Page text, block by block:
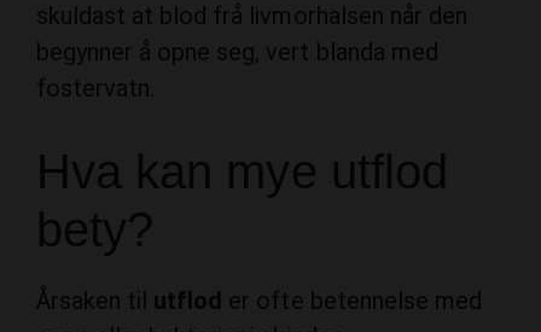
skuldast at blod frå livmorhalsen når den
begynner å opne seg, vert blanda med
fostervatn.
Hva kan mye utflod
bety?
Årsaken til utflod er ofte betennelse med